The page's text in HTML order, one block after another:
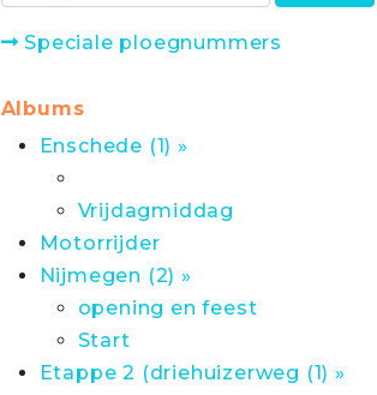
Speciale ploegnummers
Albums
Enschede (1) »
Vrijdagmiddag
Motorrijder
Nijmegen (2) »
opening en feest
Start
Etappe 2 (driehuizerweg (1) »